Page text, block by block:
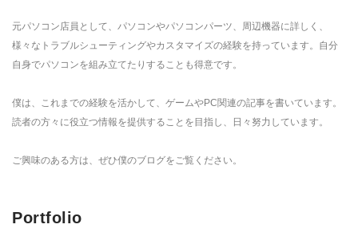
元パソコン店員として、パソコンやパソコンパーツ、周辺機器に詳しく、
様々なトラブルシューティングやカスタマイズの経験を持っています。自分
自身でパソコンを組み立てたりすることも得意です。
僕は、これまでの経験を活かして、ゲームやPC関連の記事を書いています。
読者の方々に役立つ情報を提供することを目指し、日々努力しています。
ご興味のある方は、ぜひ僕のブログをご覧ください。
Portfolio